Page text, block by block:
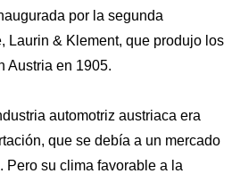
por la segunda
Laurin & Klement, que produjo los
Austria en 1905.
automotriz austriaca era
que se debía a un mercado
Pero su clima favorable a la